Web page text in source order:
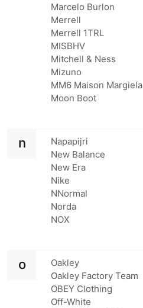
Marcelo Burlon
Merrell
Merrell 1TRL
MISBHV
Mitchell & Ness
Mizuno
MM6 Maison Margiela
Moon Boot
n
Napapijri
New Balance
New Era
Nike
NNormal
Norda
NOX
o
Oakley
Oakley Factory Team
OBEY Clothing
Off-White